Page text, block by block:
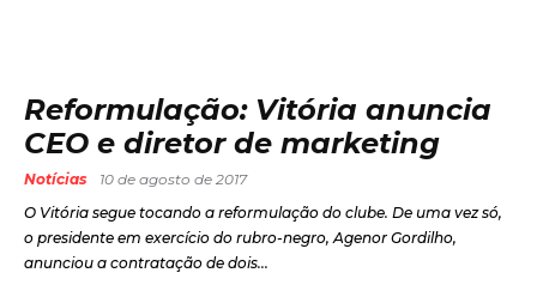
Reformulação: Vitória anuncia
CEO e diretor de marketing
Notícias
10 de agosto de 2017
O Vitória segue tocando a reformulação do clube. De uma vez só,
o presidente em exercício do rubro-negro, Agenor Gordilho,
anunciou a contratação de dois...